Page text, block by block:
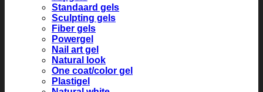
Standaard gels
Sculpting gels
Fiber gels
Powergel
Nail art gel
Natural look
One coat/color gel
Plastigel